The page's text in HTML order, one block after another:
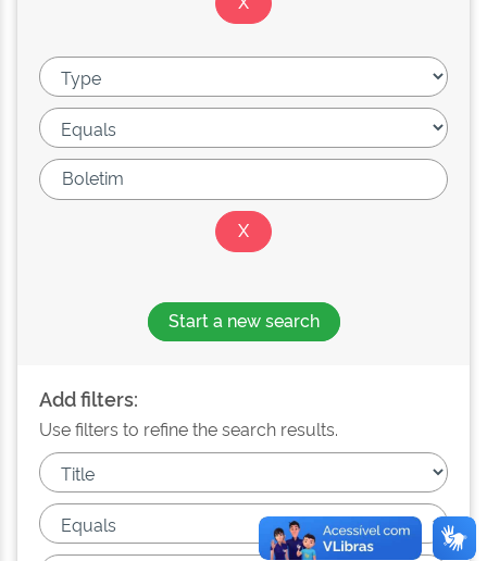
Start a new search
Add filters:
Use filters to refine the search results.